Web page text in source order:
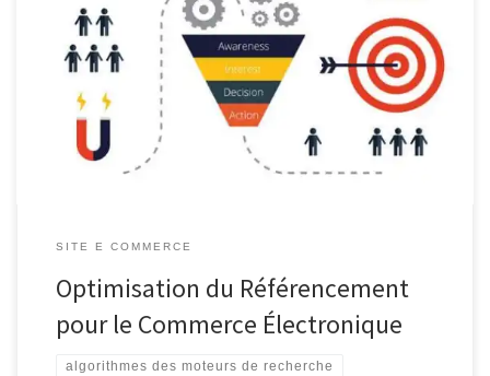
Le Référencement dans le Commerce Électronique : Clé du
Succès en Ligne Le référencement est un élément crucial pour
toute entreprise opérant dans le domaine du commerce
électronique. En effet, la visibilité en ligne est essentielle pour
attirer des clients potentiels et augmenter les ventes. Dans cet
article, nous explorerons […]
SITE E COMMERCE
Optimisation du Référencement
pour le Commerce Électronique
algorithmes des moteurs de recherche